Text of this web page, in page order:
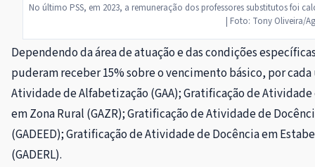
No último PSS, em 2023, a remuneração dos professores substitutos foi
| Foto: Tony Oliveira/
Dependendo da área de atuação e das condições
puderam receber 15% sobre o vencimento básico, por
Atividade de Alfabetização (GAA); Gratificação de
em Zona Rural (GAZR); Gratificação de Atividade de
(GADEED); Gratificação de Atividade de Docência em
(GADERL).